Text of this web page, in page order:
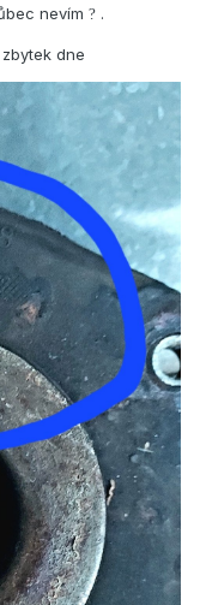
nevím ? .
dne